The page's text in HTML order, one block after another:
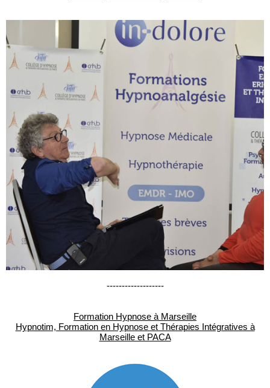
-------------------
Formation Hypnose à Marseille
Hypnotim, Formation en Hypnose et Thérapies Intégratives à
Marseille et PACA